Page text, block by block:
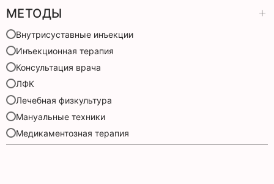
МЕТОДЫ
Внутрисуставные инъекции
Инъекционная терапия
Консультация врача
ЛФК
Лечебная физкультура
Мануальные техники
Медикаментозная терапия